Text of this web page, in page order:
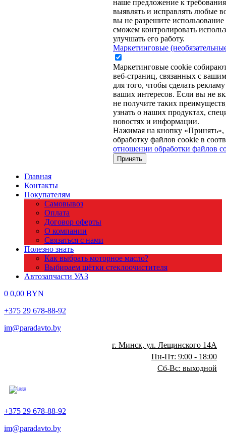
наше предложение к
выявлять и исправлять любые
вы не разрешите
сможем контролировать
улучшать его работу.
Маркетинговые
Маркетинговые cookie
веб-страниц, связанных с
для того, чтобы сделать
ваших интересов. Если вы не
не получите таких
узнать о наших продуктах,
новостях и информации.
Нажимая на кнопку «Принять»,
обработку файлов cookie в
отношении обработки файлов
Принять
Главная
Контакты
Покупателям
Самовывоз
Оплата
Договор оферты
О компании
Связаться с нами
Полезно знать
Как выбрать моторное масло?
Выбираем щётки стеклоочистителя
Автозапчасти УАЗ
0 0,00 BYN
+375 29 678-88-92
im@paradavto.by
г. Минск, ул. Лещинского 14А
Пн-Пт: 9:00 - 18:00
Сб-Вс: выходной
+375 29 678-88-92
im@paradavto.by